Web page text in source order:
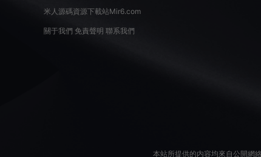
米人源碼資源下載站Mir6.com
關于我們 免責聲明 聯系我們
本站所提供的内容均來自公開網